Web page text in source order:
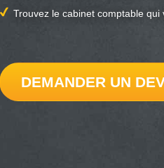
Trouvez le cabinet comptable qui
DEMANDER UN